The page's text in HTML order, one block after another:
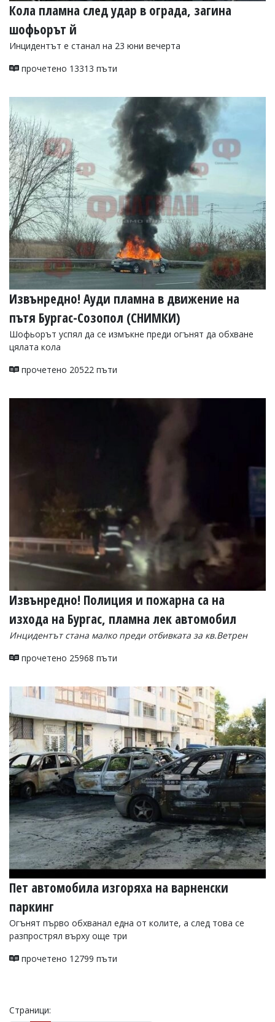
Кола пламна след удар в ограда, загина
шофьорът й
Инцидентът е станал на 23 юни вечерта
прочетено 13313 пъти
Извънредно! Ауди пламна в движение на
пътя Бургас-Созопол (СНИМКИ)
Шофьорът успял да се измъкне преди огънят да обхване
цялата кола
прочетено 20522 пъти
Извънредно! Полиция и пожарна са на
изхода на Бургас, пламна лек автомобил
Инцидентът стана малко преди отбивката за кв.Ветрен
прочетено 25968 пъти
Пет автомобила изгоряха на варненски
паркинг
Огънят първо обхванал една от колите, а след това се
разпрострял върху още три
прочетено 12799 пъти
Страници: